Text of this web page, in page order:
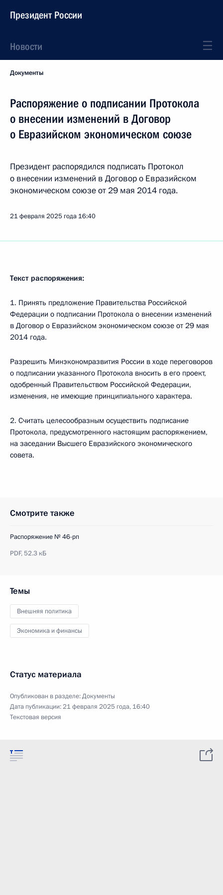
Президент России
Новости
Документы
Распоряжение о подписании Протокола
о внесении изменений в Договор
о Евразийском экономическом союзе
Президент распорядился подписать Протокол
о внесении изменений в Договор о Евразийском
экономическом союзе от 29 мая 2014 года.
21 февраля 2025 года 16:40
Текст распоряжения:
1. Принять предложение Правительства Российской
Федерации о подписании Протокола о внесении изменений
в Договор о Евразийском экономическом союзе от 29 мая
2014 года.
Разрешить Минэкономразвития России в ходе переговоров
о подписании указанного Протокола вносить в его проект,
одобренный Правительством Российской Федерации,
изменения, не имеющие принципиального характера.
2. Считать целесообразным осуществить подписание
Протокола, предусмотренного настоящим распоряжением,
на заседании Высшего Евразийского экономического
совета.
Смотрите также
Распоряжение № 46-рп
PDF,52.3 кБ
Темы
Внешняя политика
Экономика и финансы
Статус материала
Опубликован в разделе:Документы
Дата публикации:21 февраля 2025 года, 16:40
Текстовая версия